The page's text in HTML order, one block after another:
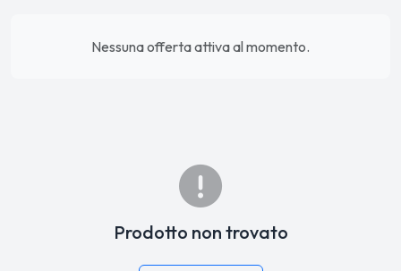
Nessuna offerta attiva al momento.
Prodotto non trovato